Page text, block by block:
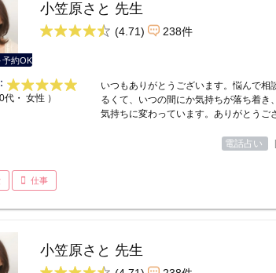
予約OK
小笠原さと 先生
(4.71) 238件
代・ 女性 ）
いつもありがとうございます。悩んで相
るくて、いつの間にか気持ちが落ち着き
気持ちに変わっています。ありがとうご
電話占い
仕事
小笠原さと 先生